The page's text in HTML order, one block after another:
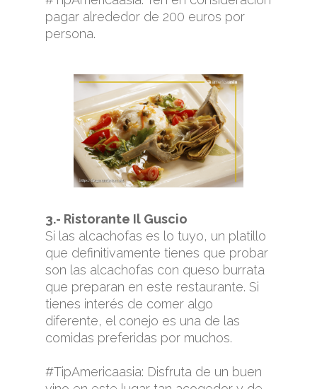
pagar alrededor de 200 euros por
persona.
3.- Ristorante Il Guscio
Si las alcachofas es lo tuyo, un platillo
que definitivamente tienes que probar
son las alcachofas con queso burrata
que preparan en este restaurante. Si
tienes interés de comer algo
diferente, el conejo es una de las
comidas preferidas por muchos.
#TipAmericaasia: Disfruta de un buen